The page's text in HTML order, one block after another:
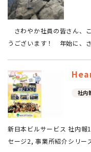
さわやか社員の皆さん、
うございます！ 年始に、
社内
新日本ビルサービス 社内
セージ2, 事業所紹介シリ